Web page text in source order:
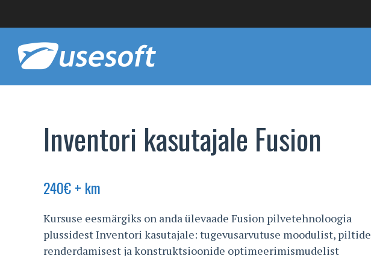
Inventori kasutajale Fusion
240€+ km
Kursuse eesmärgiks on anda ülevaade Fusion pilvetehnoloogia
plussidest Inventori kasutajale: tugevusarvutuse moodulist, piltide
renderdamisest ja konstruktsioonide optimeerimismudelist